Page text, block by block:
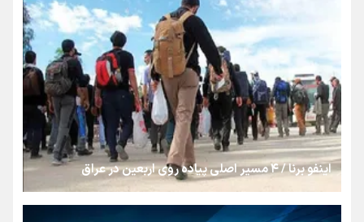
«هورامان»؛ میراثی که جهان را شیفته کرد
شکستگیِ بزرگ؛ روایتِ یک استخوان، یک نسل، یک توهم!
رسانه ملی و حق مردم برای شنیدن صدای رئیس‌جمهوری
اینفو برنا / ۴ مسیر اصلی پیاده روی اربعین در عراق